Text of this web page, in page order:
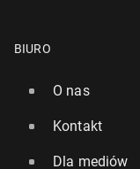
BIURO
O nas
Kontakt
Dla mediów